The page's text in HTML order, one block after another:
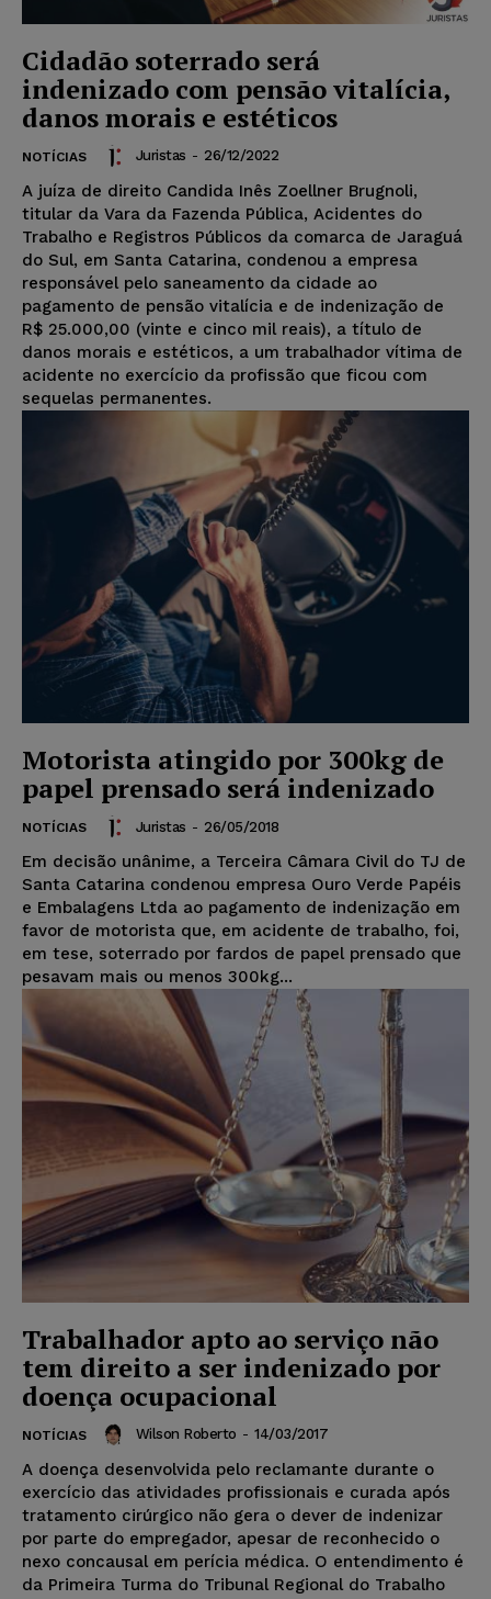
Cidadão soterrado será
indenizado com pensão vitalícia,
danos morais e estéticos
NOTÍCIAS Juristas - 26/12/2022
A juíza de direito Candida Inês Zoellner Brugnoli,
titular da Vara da Fazenda Pública, Acidentes do
Trabalho e Registros Públicos da comarca de Jaraguá
do Sul, em Santa Catarina, condenou a empresa
responsável pelo saneamento da cidade ao
pagamento de pensão vitalícia e de indenização de
R$ 25.000,00 (vinte e cinco mil reais), a título de
danos morais e estéticos, a um trabalhador vítima de
acidente no exercício da profissão que ficou com
sequelas permanentes.
Motorista atingido por 300kg de
papel prensado será indenizado
NOTÍCIAS Juristas - 26/05/2018
Em decisão unânime, a Terceira Câmara Civil do TJ de
Santa Catarina condenou empresa Ouro Verde Papéis
e Embalagens Ltda ao pagamento de indenização em
favor de motorista que, em acidente de trabalho, foi,
em tese, soterrado por fardos de papel prensado que
pesavam mais ou menos 300kg...
Trabalhador apto ao serviço não
tem direito a ser indenizado por
doença ocupacional
NOTÍCIAS Wilson Roberto - 14/03/2017
A doença desenvolvida pelo reclamante durante o
exercício das atividades profissionais e curada após
tratamento cirúrgico não gera o dever de indenizar
por parte do empregador, apesar de reconhecido o
nexo concausal em perícia médica. O entendimento é
da Primeira Turma do Tribunal Regional do Trabalho